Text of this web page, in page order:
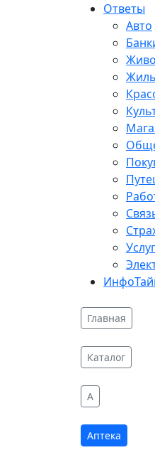
Ответы
Авто
Главная
Каталог
A
Аптека